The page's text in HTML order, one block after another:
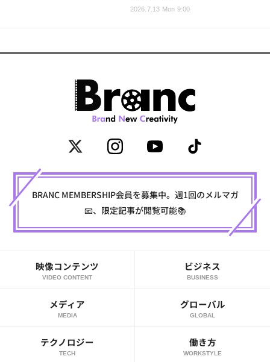
2026.7.13 Mon 9:00
BRANC MEMBERSHIP会員を募集中。週1回のメルマガ
📧、限定記事が閲覧可能📚
映像コンテンツ
VIDEO CONTENT
ビジネス
BUSINESS
メディア
MEDIA
グローバル
GLOBAL
テクノロジー
TECH
働き方
WORKSTYLE